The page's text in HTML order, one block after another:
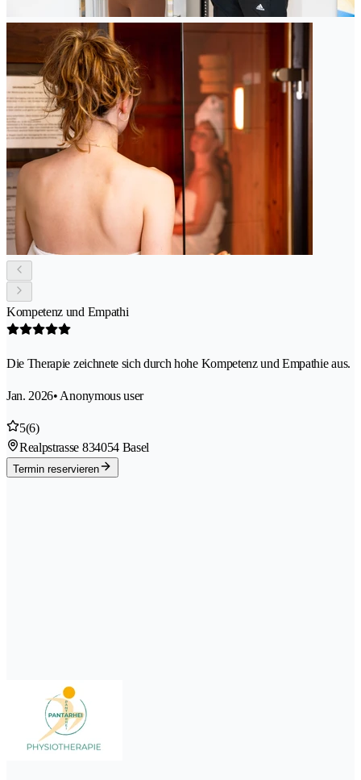
Kompetenz und Empathi
Die Therapie zeichnete sich durch hohe Kompetenz und Empathie aus.
Jan. 2026• Anonymous user
5(6)
Realpstrasse 834054 Basel
Termin reservieren